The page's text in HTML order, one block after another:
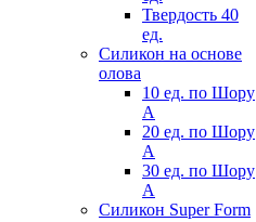
Твердость 40
ед.
Силикон на основе
олова
10 ед. по Шору
А
20 ед. по Шору
А
30 ед. по Шору
А
Силикон Super Form